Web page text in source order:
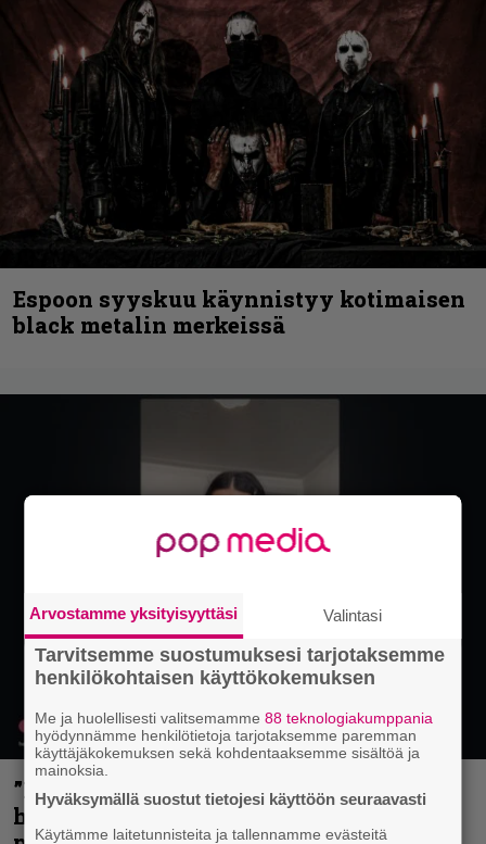
Espoon syyskuu käynnistyy kotimaisen
black metalin merkeissä
”Mitalini näyttää ihan plektralta” –
huippu-uimari jamittelee Megadethiä
Arvostamme yksityisyyttäsi Valintasi
Tarvitsemme suostumuksesi tarjotaksemme
henkilökohtaisen käyttökokemuksen
Me ja huolellisesti valitsemamme88 teknologiakumppania
hyödynnämme henkilötietoja tarjotaksemme paremman
käyttäjäkokemuksen sekä kohdentaaksemme sisältöä ja
mainoksia.
Hyväksymällä suostut tietojesi käyttöön seuraavasti
Käytämme laitetunnisteita ja tallennamme evästeitä